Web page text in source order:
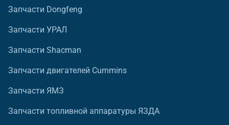
Запчасти Dongfeng
Запчасти УРАЛ
Запчасти Shacman
Запчасти двигателей Cummins
Запчасти ЯМЗ
Запчасти топливной аппаратуры ЯЗДА